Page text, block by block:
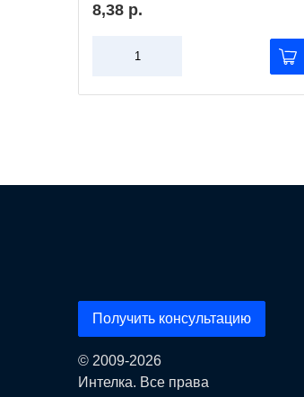
8,38 р.
Получить консультацию
© 2009-2026
Интелка. Все права